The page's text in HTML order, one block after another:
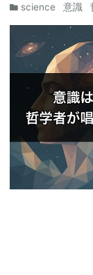
science 意識